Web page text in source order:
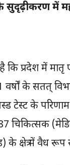
सुदृढ़ीकरण में
है कि प्रदेश में
के सतत्
के परिणाम
87 चिकित्सक
के क्षेत्र में वैध